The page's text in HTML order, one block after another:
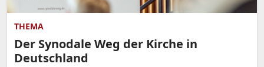
THEMA
Der Synodale Weg der Kirche in
Deutschland